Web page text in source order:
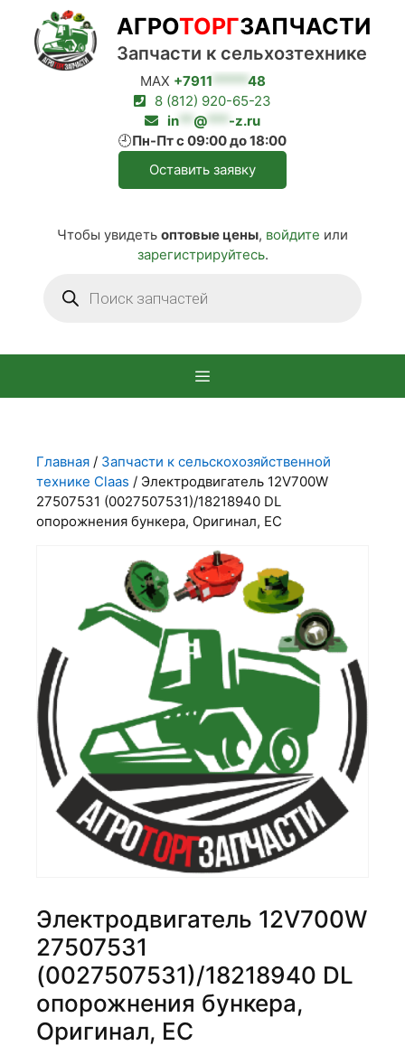
Перейти
содержимому
MAX +7911 ***** 48
8 (812) 920-65-23
in
@ *** -z.ru
🕘Пн-Пт с 09:00 до 18:00
Оставить заявку
Чтобы увидеть оптовые цены, войдите или
зарегистрируйтесь.
товаров
АГРОТОРГЗАПЧАСТИ
Запчасти к сельхозтехнике
Главная / Запчасти к сельскохозяйственной
технике Claas / Электродвигатель 12V700W
27507531 (0027507531)/18218940 DL
опорожнения бункера, Оригинал, ЕС
Электродвигатель 12V700W
27507531
(0027507531)/18218940 DL
опорожнения бункера,
Оригинал, ЕС